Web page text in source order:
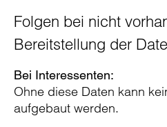
Folgen bei nicht
Bereitstellung der
Bei Interessenten:
Ohne diese Daten kann
aufgebaut werden.